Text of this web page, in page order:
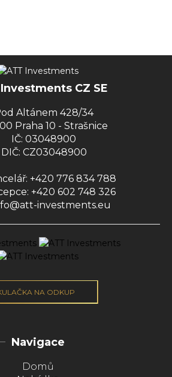
CZ SE
Altánem 428/34
Praha 10 - Strašnice
IČ: 03048900
DIČ: CZ03048900
+420 776 834 788
+420 602 748 326
investments.eu
NA ODKUP
Navigace
Domů